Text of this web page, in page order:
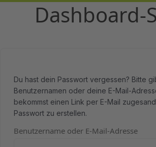
Dashboard-
Du hast dein Passwort vergessen? Bitte
Benutzernamen oder deine E-Mail-
bekommst einen Link per E-Mail
Passwort zu erstellen.
Benutzername oder E-Mail-Adresse